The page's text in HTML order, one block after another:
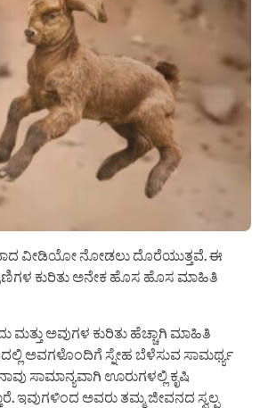
ವೀಡಿಯೋ ನೋಡಲು ದೊರೆಯುತ್ತವೆ. ಈ
ಕುರಿತು ಅನೇಕ ಹೊಸ ಹೊಸ ಮಾಹಿತಿ
ಮತ್ತು ಅವುಗಳ ಕುರಿತು ಹೆಚ್ಚಾಗಿ ಮಾಹಿತಿ
ಅವಗಳೊಂದಿಗೆ ಸ್ನೇಹ ಬೆಳೆಸುವ ಸಾಮರ್ಥ್ಯ
ಸಾಮಾನ್ಯವಾಗಿ ಊರುಗಳಲ್ಲಿ ಕೃಷಿ
ಇವುಗಳಿಂದ ಅವರು ತಮ್ಮ ಜೀವನದ ಸ್ವಲ್ಪ